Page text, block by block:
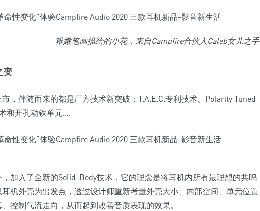
稚嫩笔画描绘的小花，来自Campfire合伙人Caleb女儿之手
变
，伴随而来的都是厂方技术新突破：T.A.E.C.专利技术、Polarity Tuned
和开孔动铁单元….
加入了全新的Solid-Body技术，它的理念是将耳机内所有最理想的共呜
机外壳为出发点，透过设计师重新考量外壳大小、内部空间、单元位置
控制气流走向，从而起到改善音质表现的效果。